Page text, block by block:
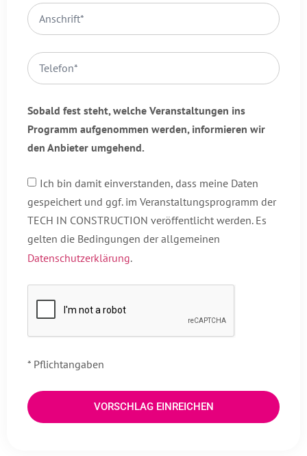
Sobald fest steht, welche Veranstaltungen ins
Programm aufgenommen werden, informieren wir
den Anbieter umgehend.
Ich bin damit einverstanden, dass meine Daten
gespeichert und ggf. im Veranstaltungsprogramm der
TECH IN CONSTRUCTION veröffentlicht werden. Es
gelten die Bedingungen der allgemeinen
Datenschutzerklärung.
* Pflichtangaben
VORSCHLAG EINREICHEN